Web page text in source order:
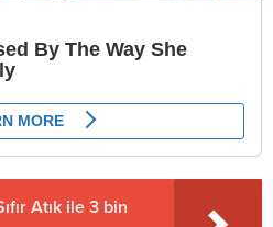
Atık ile 3 bin